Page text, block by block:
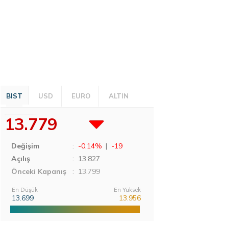
BIST USD EURO ALTIN
13.779
Değişim : -0,14% | -19
Açılış
: 13.827
Önceki Kapanış
: 13.799
En Düşük
13.699
En Yüksek
13.956